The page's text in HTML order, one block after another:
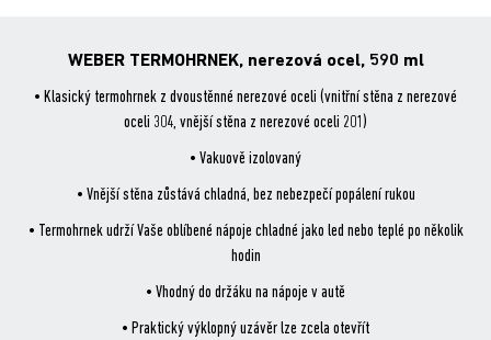
WEBER TERMOHRNEK, nerezová ocel, 590 ml
• Klasický termohrnek z dvoustěnné nerezové oceli (vnitřní stěna z nerezové
oceli 304, vnější stěna z nerezové oceli 201)
• Vakuově izolovaný
• Vnější stěna zůstává chladná, bez nebezpečí popálení rukou
• Termohrnek udrží Vaše oblíbené nápoje chladné jako led nebo teplé po několik
hodin
• Vhodný do držáku na nápoje v autě
• Praktický výklopný uzávěr lze zcela otevřít